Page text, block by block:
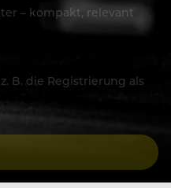
– kompakt, relevant
B. die Registrierung als